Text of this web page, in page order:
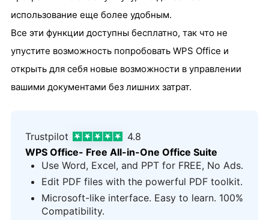
использование еще более удобным.
Все эти функции доступны бесплатно, так что не
упустите возможность попробовать WPS Office и
открыть для себя новые возможности в управлении
вашими документами без лишних затрат.
Trustpilot
4.8
WPS Office- Free All-in-One Office Suite
Use Word, Excel, and PPT for FREE, No Ads.
Edit PDF files with the powerful PDF toolkit.
Microsoft-like interface. Easy to learn. 100%
Compatibility.